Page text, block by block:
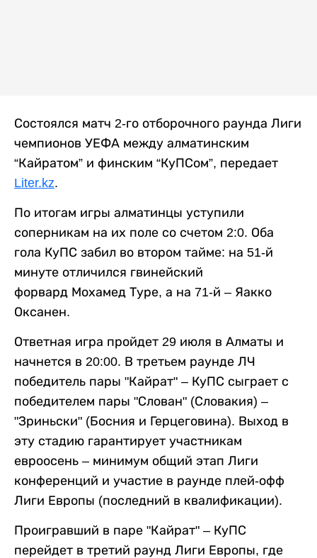
Состоялся матч 2-го отборочного раунда Лиги
чемпионов УЕФА между алматинским
“Кайратом” и финским “КуПСом”, передает
Liter.kz.
По итогам игры алматинцы уступили
соперникам на их поле со счетом 2:0. Оба
гола КуПС забил во втором тайме: на 51-й
минуте отличился гвинейский
форвард Мохамед Туре, а на 71-й – Яакко
Оксанен.
Ответная игра пройдет 29 июля в Алматы и
начнется в 20:00. В третьем раунде ЛЧ
победитель пары "Кайрат" – КуПС сыграет с
победителем пары "Слован" (Словакия) –
"Зриньски" (Босния и Герцеговина). Выход в
эту стадию гарантирует участникам
евроосень – минимум общий этап Лиги
конференций и участие в раунде плей-офф
Лиги Европы (последний в квалификации).
Проигравший в паре "Кайрат" – КуПС
перейдет в третий раунд Лиги Европы, где